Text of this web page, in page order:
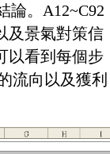
論。A12~C92
及景氣對策信
以看到每個步
流向以及獲利